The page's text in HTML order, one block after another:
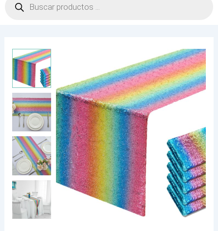
productos
Camino
de
mesa
de
lentejuelas
(multicolor)
30cm
180cm
cantidad